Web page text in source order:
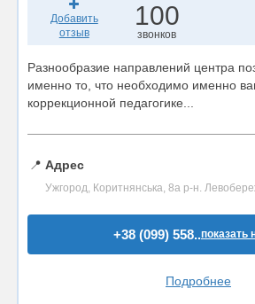
Добавить
отзыв
100
звонков
Разнообразие направлений центра
именно то, что необходимо именно
коррекционной педагогике...
📍 Адрес
Ужгород, Коритнянська, 8а р-н.
+38 (099) 558..показать
Подробнее